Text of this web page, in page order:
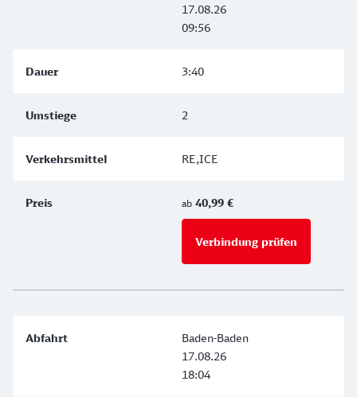
17.08.26
09:56
3:40
2
RE,ICE
ab 40,99 €
Verbindung prüfen
Baden-Baden
17.08.26
18:04